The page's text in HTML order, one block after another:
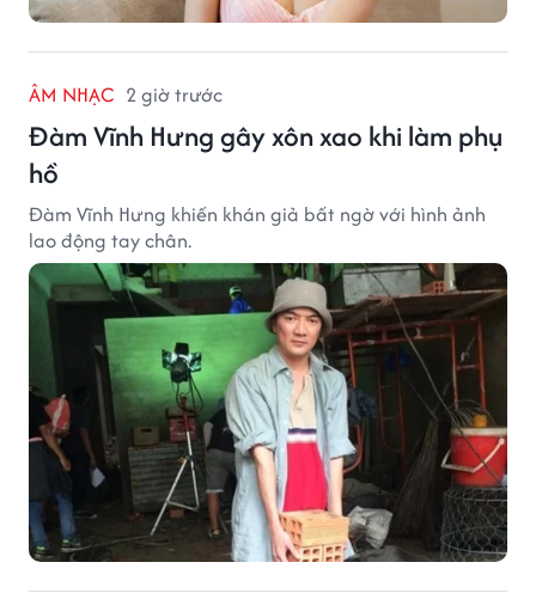
ÂM NHẠC 2 giờ trước
Đàm Vĩnh Hưng gây xôn xao khi làm phụ
hồ
Đàm Vĩnh Hưng khiến khán giả bất ngờ với hình ảnh
lao động tay chân.